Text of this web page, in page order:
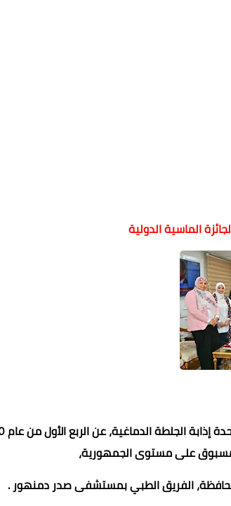
الماسية الدولية
مسبوق على مستوى الجمهورية،
الفريق الطبي بمستشفى صدر دمنهور .